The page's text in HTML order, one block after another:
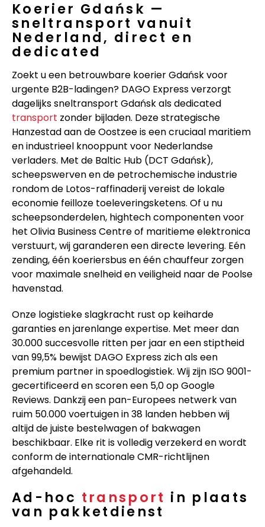
Koerier Gdańsk —
sneltransport vanuit
Nederland, direct en
dedicated
Zoekt u een betrouwbare koerier Gdańsk voor
urgente B2B-ladingen? DAGO Express verzorgt
dagelijks sneltransport Gdańsk als dedicated
transport zonder bijladen. Deze strategische
Hanzestad aan de Oostzee is een cruciaal maritiem
en industrieel knooppunt voor Nederlandse
verladers. Met de Baltic Hub (DCT Gdańsk),
scheepswerven en de petrochemische industrie
rondom de Lotos-raffinaderij vereist de lokale
economie feilloze toeleveringsketens. Of u nu
scheepsonderdelen, hightech componenten voor
het Olivia Business Centre of maritieme elektronica
verstuurt, wij garanderen een directe levering. Eén
zending, één koeriersbus en één chauffeur zorgen
voor maximale snelheid en veiligheid naar de Poolse
havenstad.
Onze logistieke slagkracht rust op keiharde
garanties en jarenlange expertise. Met meer dan
30.000 succesvolle ritten per jaar en een stiptheid
van 99,5% bewijst DAGO Express zich als een
premium partner in spoedlogistiek. Wij zijn ISO 9001-
gecertificeerd en scoren een 5,0 op Google
Reviews. Dankzij een pan-Europees netwerk van
ruim 50.000 voertuigen in 38 landen hebben wij
altijd de juiste bestelwagen of bakwagen
beschikbaar. Elke rit is volledig verzekerd en wordt
conform de internationale CMR-richtlijnen
afgehandeld.
Ad-hoc transport in plaats
van pakketdienst